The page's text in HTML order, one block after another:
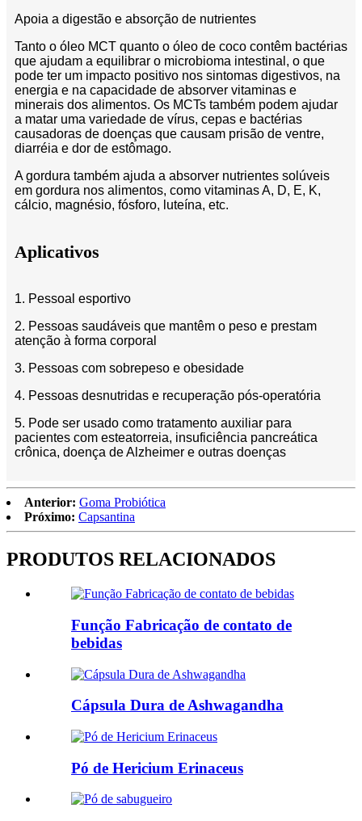
Apoia a digestão e absorção de nutrientes
Tanto o óleo MCT quanto o óleo de coco contêm bactérias
que ajudam a equilibrar o microbioma intestinal, o que
pode ter um impacto positivo nos sintomas digestivos, na
energia e na capacidade de absorver vitaminas e
minerais dos alimentos. Os MCTs também podem ajudar
a matar uma variedade de vírus, cepas e bactérias
causadoras de doenças que causam prisão de ventre,
diarréia e dor de estômago.
A gordura também ajuda a absorver nutrientes solúveis
em gordura nos alimentos, como vitaminas A, D, E, K,
cálcio, magnésio, fósforo, luteína, etc.
Aplicativos
1. Pessoal esportivo
2. Pessoas saudáveis ​​que mantêm o peso e prestam
atenção à forma corporal
3. Pessoas com sobrepeso e obesidade
4. Pessoas desnutridas e recuperação pós-operatória
5. Pode ser usado como tratamento auxiliar para
pacientes com esteatorreia, insuficiência pancreática
crônica, doença de Alzheimer e outras doenças
Anterior: Goma Probiótica
Próximo: Capsantina
PRODUTOS RELACIONADOS
Função Fabricação de contato de
bebidas
Cápsula Dura de Ashwagandha
Pó de Hericium Erinaceus